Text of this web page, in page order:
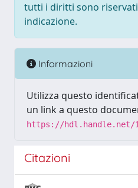
tutti i diritti sono
indicazione.
Informazioni
Utilizza questo
un link a questo
https://hdl.handle.net/
Citazioni